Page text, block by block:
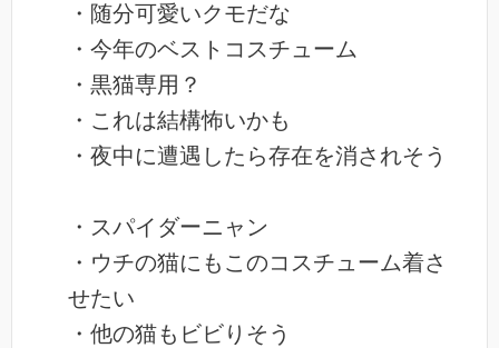
・随分可愛いクモだな
・今年のベストコスチューム
・黒猫専用？
・これは結構怖いかも
・夜中に遭遇したら存在を消されそう
・スパイダーニャン
・ウチの猫にもこのコスチューム着さ
せたい
・他の猫もビビりそう